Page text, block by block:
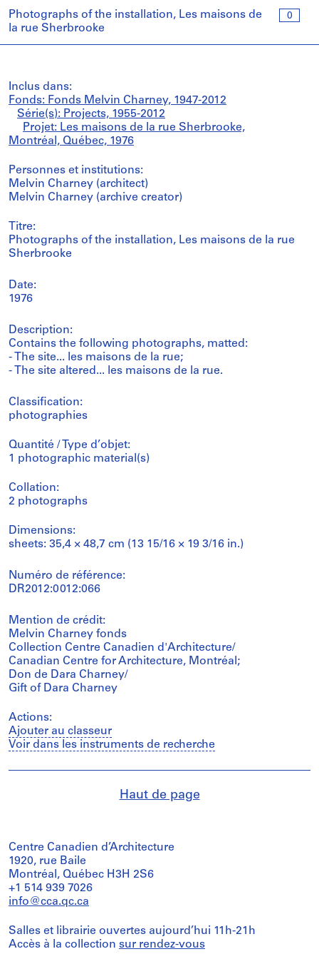
0
Photographs of the installation, Les maisons de
la rue Sherbrooke
Inclus dans:
Fonds: Fonds Melvin Charney, 1947-2012
Série(s): Projects, 1955-2012
Projet: Les maisons de la rue Sherbrooke,
Montréal, Québec, 1976
Personnes et institutions:
Melvin Charney (architect)
Melvin Charney (archive creator)
Titre:
Photographs of the installation, Les maisons de la rue
Sherbrooke
Date:
1976
Description:
Contains the following photographs, matted:
- The site... les maisons de la rue;
- The site altered... les maisons de la rue.
Classification:
photographies
Quantité / Type d’objet:
1 photographic material(s)
Collation:
2 photographs
Dimensions:
sheets: 35,4 × 48,7 cm (13 15/16 × 19 3/16 in.)
Numéro de référence:
DR2012:0012:066
Mention de crédit:
Melvin Charney fonds
Collection Centre Canadien d'Architecture/
Canadian Centre for Architecture, Montréal;
Don de Dara Charney/
Gift of Dara Charney
Actions:
Ajouter au classeur
Voir dans les instruments de recherche
Haut de page
Centre Canadien d’Architecture
1920, rue Baile
Montréal, Québec H3H 2S6
+1 514 939 7026
info@cca.qc.ca
Salles et librairie ouvertes aujourd’hui 11h-21h
Accès à la collection sur rendez-vous